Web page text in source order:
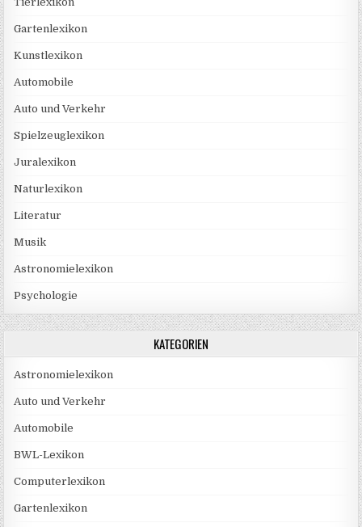
Gartenlexikon
Kunstlexikon
Automobile
Auto und Verkehr
Spielzeuglexikon
Juralexikon
Naturlexikon
Literatur
Musik
Astronomielexikon
Psychologie
KATEGORIEN
Astronomielexikon
Auto und Verkehr
Automobile
BWL-Lexikon
Computerlexikon
Gartenlexikon